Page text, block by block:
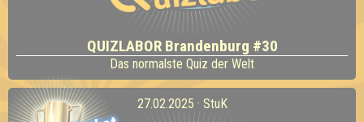
QUIZLABOR Brandenburg #30
Das normalste Quiz der Welt
27.02.2025 · StuK